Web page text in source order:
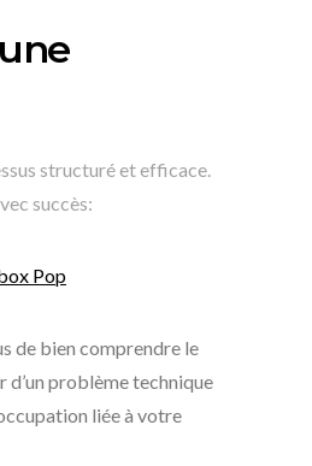
structuré et efficace.
succès:
Pop
de bien comprendre le
d’un problème technique
liée à votre